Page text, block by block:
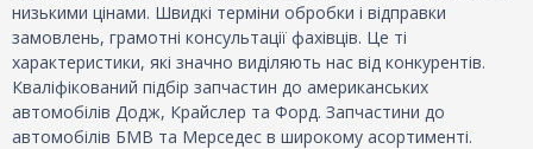
низькими цінами. Швидкі терміни обробки і відправки
замовлень, грамотні консультації фахівців. Це ті
характеристики, які значно виділяють нас від конкурентів.
Кваліфікований підбір запчастин до американських
автомобілів Додж, Крайслер та Форд. Запчастини до
автомобілів БМВ та Мерседес в широкому асортименті.